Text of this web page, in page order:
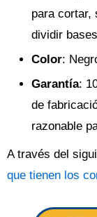
para cortar,
dividir
Color:
Garantía:
de
razonable
A través del
que tienen los